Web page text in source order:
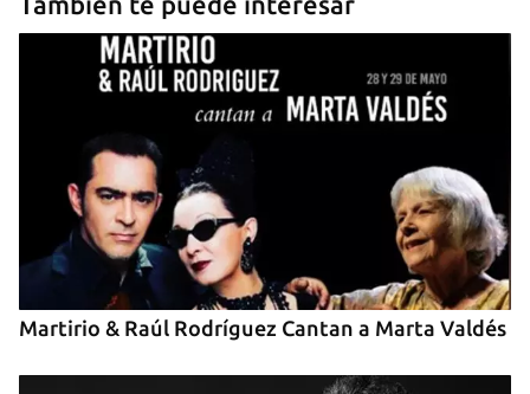
Guardar como favorito
Para poder guardar como favorito, primero has de
iniciar sesión con tu cuenta de 14ymedio.
CANCELAR
Martirio & Raúl Rodríguez Cantan a Marta Valdés